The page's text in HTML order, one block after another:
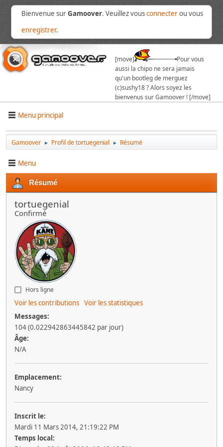
Bienvenue surGamoover. Veuillez vousconnecterou vous
enregistrer.
[move]
Pour vous
aussi la chipo ne sera jamais
qu'un bootleg de merguez
(c)sushy18 ? Alors soyez les
bienvenus sur Gamoover ! [/move]
Menu principal
Gamoover ► Profil de tortuegenial ► Résumé
Menu
Résumé
tortuegenial
Confirmé
Hors ligne
Voir les contributions Voir les statistiques
Messages:
104 (0.022942863445842 par jour)
Âge:
N/A
Emplacement:
Nancy
Inscrit le:
Mardi 11 Mars 2014, 21:19:22 PM
Temps local: